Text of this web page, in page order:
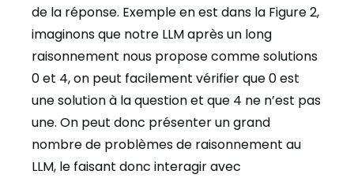
de la réponse. Exemple en est dans la Figure 2,
imaginons que notre LLM après un long
raisonnement nous propose comme solutions
0 et 4, on peut facilement vérifier que 0 est
une solution à la question et que 4 ne n’est pas
une. On peut donc présenter un grand
nombre de problèmes de raisonnement au
LLM, le faisant donc interagir avec